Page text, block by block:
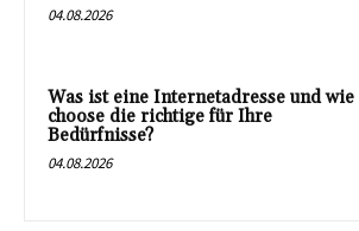
04.08.2026
Was ist eine Internetadresse und wie
choose die richtige für Ihre
Bedürfnisse?
04.08.2026